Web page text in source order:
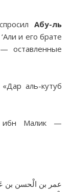
Абу-ль
и его брате
оставленные
аль-кутуб
ибн Малик —
عمر بن الْحسن بن